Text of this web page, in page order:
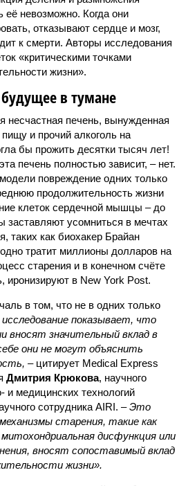
её невозможно. Когда они
отказывают сердце и мозг,
к смерти. Авторы исследования
«критическими точками
жизни».
в тумане
несчастная печень, вынужденная
и прочий алкоголь на
бы прожить десятки тысяч лет!
печень полностью зависит, – нет.
повреждение одних только
продолжительность жизни
клеток сердечной мышцы – до
заставляют усомниться в мечтах
таких как биохакер Брайан
тратит миллионы долларов на
старения и в конечном счёте
иронизируют в New York Post.
в том, что не в одних только
показывает, что
вносят значительный вклад в
они не могут объяснить
–цитирует Medical Express
Дмитрия Крюкова, научного
и медицинских технологий
сотрудника AIRI. –Это
старения, такие как
дисфункция или
вносят сопоставимый вклад
жизни».